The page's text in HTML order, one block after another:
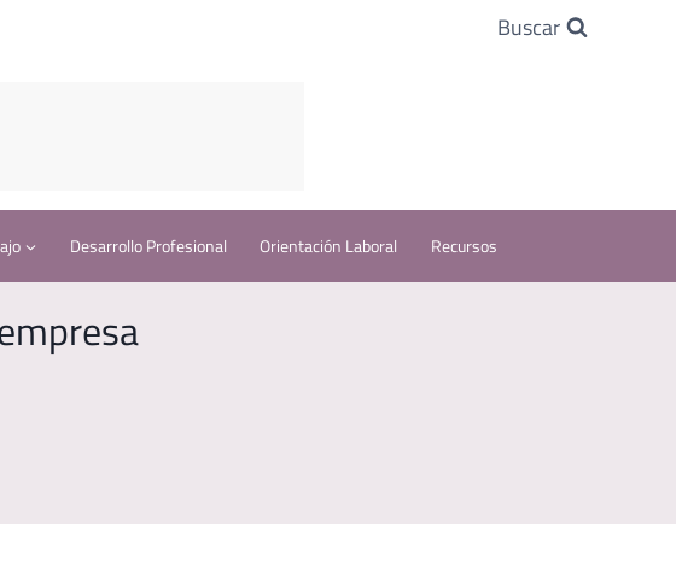
Buscar
Desarrollo Profesional Orientación Laboral Recursos